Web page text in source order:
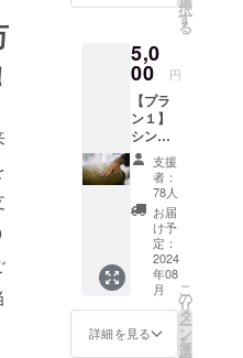
先の会津で
豆腐屋にな
る。天職と
ふるさとを
会津で発
見。
て、お
礼の
メッ
セージ
をお送
りしま
す。 ■
搾油施
設付近
のクラ
ウド
ファン
ディン
グ感謝
掲示板
にお名
前掲載
択
す
る
5,0
00 円
【プラ
ン１】
シンプ
ルに応
援
5000円
コース
資金面
からご
支援い
ただけ
る方向
けにな
りま
す。 ■
支援
者：
78人
お届
け予
定：
2024
年08
月
詳細を見る
こ
の
リ
タ
ー
ン
を
選